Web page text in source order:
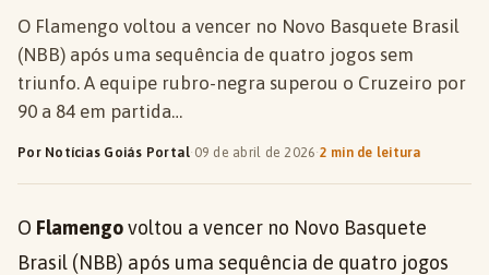
O Flamengo voltou a vencer no Novo Basquete Brasil
(NBB) após uma sequência de quatro jogos sem
triunfo. A equipe rubro-negra superou o Cruzeiro por
90 a 84 em partida…
Por Notícias Goiás Portal· 09 de abril de 2026·2 min de leitura
O Flamengovoltou a vencer no Novo Basquete
Brasil (NBB) após uma sequência de quatro jogos